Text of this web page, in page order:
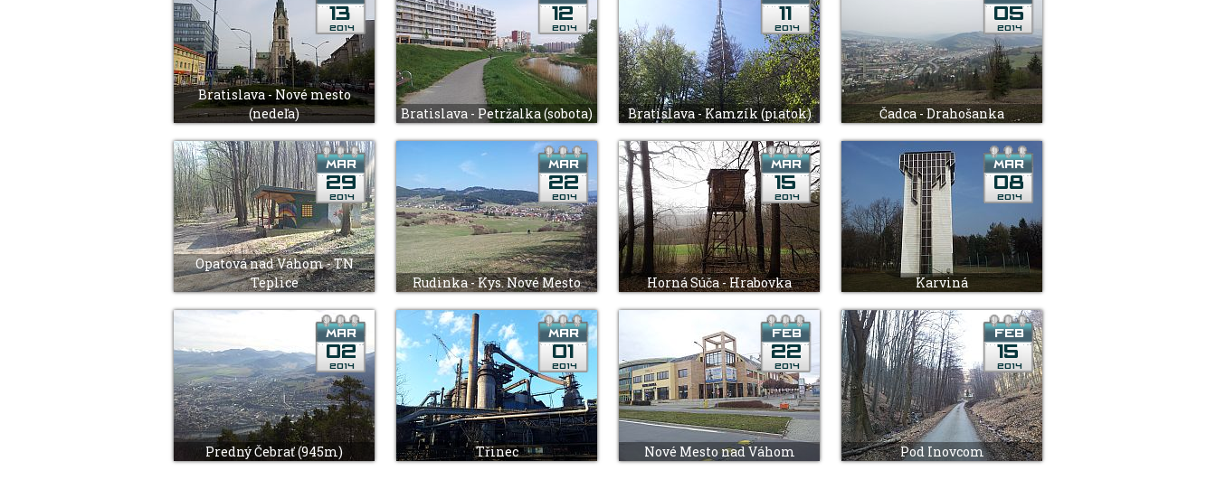
Bratislava - Nové mesto
(nedeľa)
Bratislava - Petržalka (sobota) Bratislava - Kamzík (piatok) Čadca - Drahošanka
Opatová nad Váhom - TN
Teplice
Rudinka - Kys. Nové Mesto Horná Súča - Hrabovka Karviná
Predný Čebrať (945m) Třinec Nové Mesto nad Váhom Pod Inovcom